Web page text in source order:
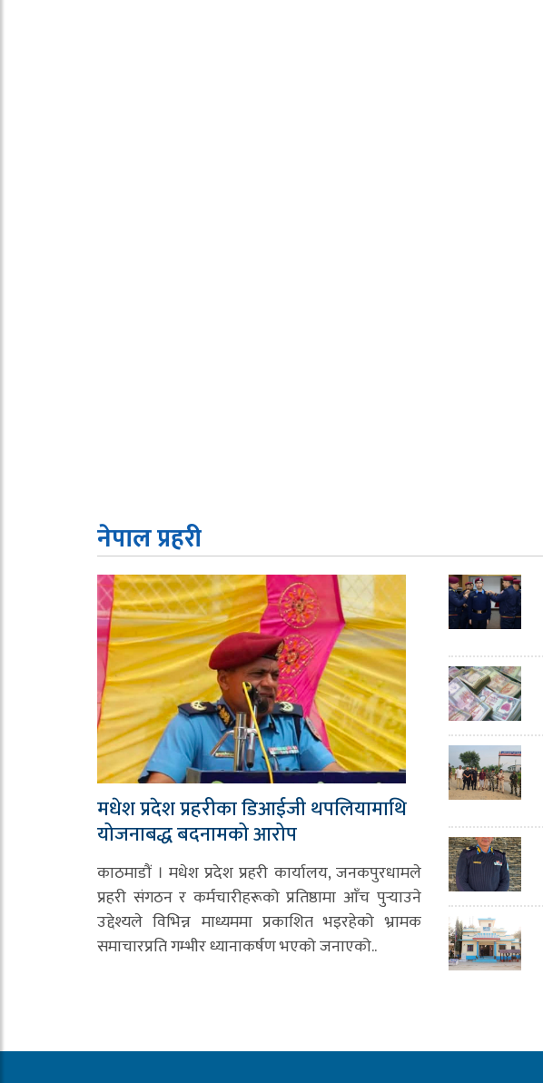
नेपाल प्रहरी
मधेश प्रदेश प्रहरीका डिआईजी थपलियामाथि
योजनाबद्ध बदनामको आरोप
काठमाडौं । मधेश प्रदेश प्रहरी कार्यालय, जनकपुरधामले
प्रहरी संगठन र कर्मचारीहरूको प्रतिष्ठामा आँच पुर्‍याउने
उद्देश्यले विभिन्न माध्यममा प्रकाशित भइरहेको भ्रामक
समाचारप्रति गम्भीर ध्यानाकर्षण भएको जनाएको..